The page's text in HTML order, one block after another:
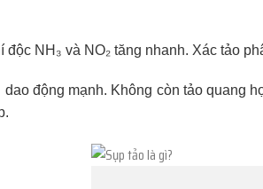
độc NH₃ và NO₂ tăng nhanh. Xác tảo
động mạnh. Không còn tảo quang